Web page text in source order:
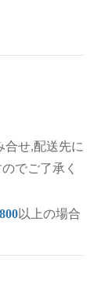
せ,配送先に
でご了承く
以上の場合